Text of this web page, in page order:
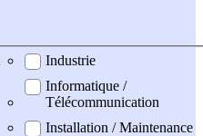
Industrie
Informatique /
Télécommunication
Installation / Maintenance